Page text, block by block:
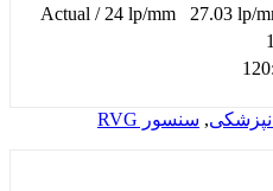
Actual / 24 lp/mm 27.03 lp/
, سنسور RVG